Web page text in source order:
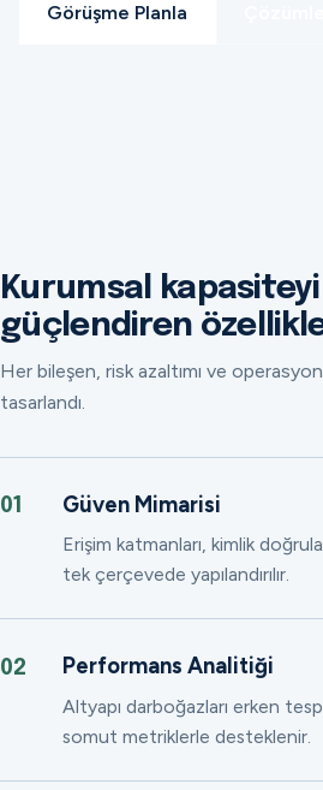
Görüşme Planla
Kurumsal kapasiteyi
güçlendiren
Her bileşen, risk azaltımı ve
tasarlandı.
01 Güven Mimarisi
Erişim katmanları, kimlik
tek çerçevede yapılandırılır.
02 Performans Analitiği
Altyapı darboğazları erken
somut metriklerle desteklenir.